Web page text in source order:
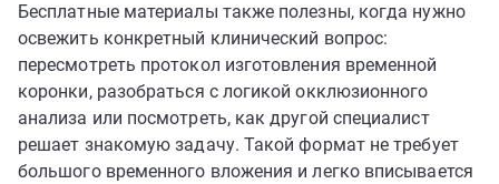
Бесплатные материалы также полезны, когда нужно
освежить конкретный клинический вопрос:
пересмотреть протокол изготовления временной
коронки, разобраться с логикой окклюзионного
анализа или посмотреть, как другой специалист
решает знакомую задачу. Такой формат не требует
большого временного вложения и легко вписывается